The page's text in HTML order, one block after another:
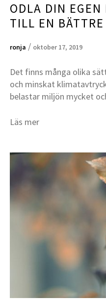
ODLA DIN
TILL EN
ronja / oktober 17, 2019
Det finns många olika
och minskat
belastar miljön mycket
Läs mer